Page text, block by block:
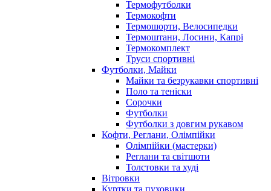
Термофутболки
Термокофти
Термошорти, Велосипедки
Термоштани, Лосини, Капрі
Термокомплект
Труси спортивні
Футболки, Майки
Майки та безрукавки спортивні
Поло та теніски
Сорочки
Футболки
Футболки з довгим рукавом
Кофти, Реглани, Олімпійки
Олімпійки (мастерки)
Реглани та світшоти
Толстовки та худі
Вітровки
Куртки та пуховики